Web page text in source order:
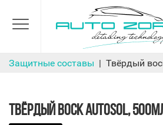
Защитные составы Твёрдый
ТВЁРДЫЙ ВОСК AUTOSOL,